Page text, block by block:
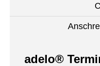
adelo®